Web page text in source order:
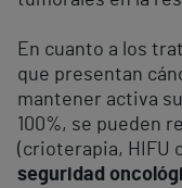
En cuanto a los
que presentan
mantener activa
100%, se pueden
(crioterapia, HIFU
seguridad